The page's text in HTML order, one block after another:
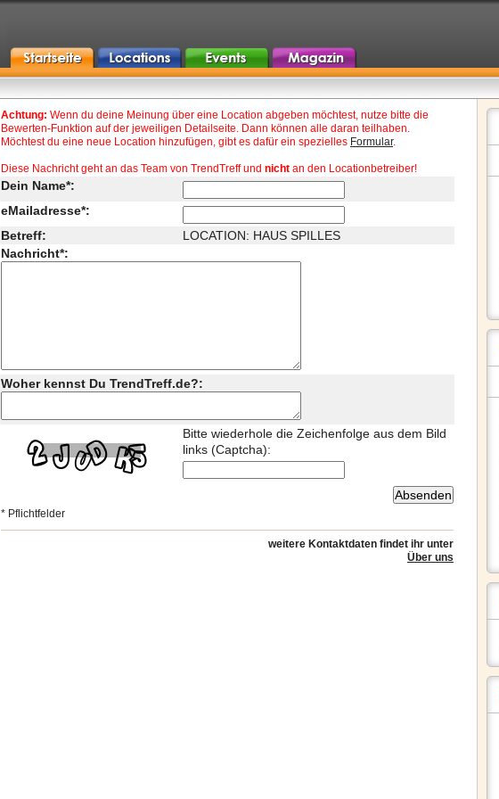
Achtung: Wenn du deine Meinung über eine Location abgeben möchtest, nutze bitte die
Bewerten-Funktion auf der jeweiligen Detailseite. Dann können alle daran teilhaben.
Möchtest du eine neue Location hinzufügen, gibt es dafür ein spezielles Formular.
Diese Nachricht geht an das Team von TrendTreff und nicht an den Locationbetreiber!
Dein Name*:
eMailadresse*:
Betreff:
LOCATION: HAUS SPILLES
Nachricht*:
Woher kennst Du TrendTreff.de?:
Bitte wiederhole die Zeichenfolge aus dem Bild
links (Captcha):
* Pflichtfelder
weitere Kontaktdaten findet ihr unter
Über uns